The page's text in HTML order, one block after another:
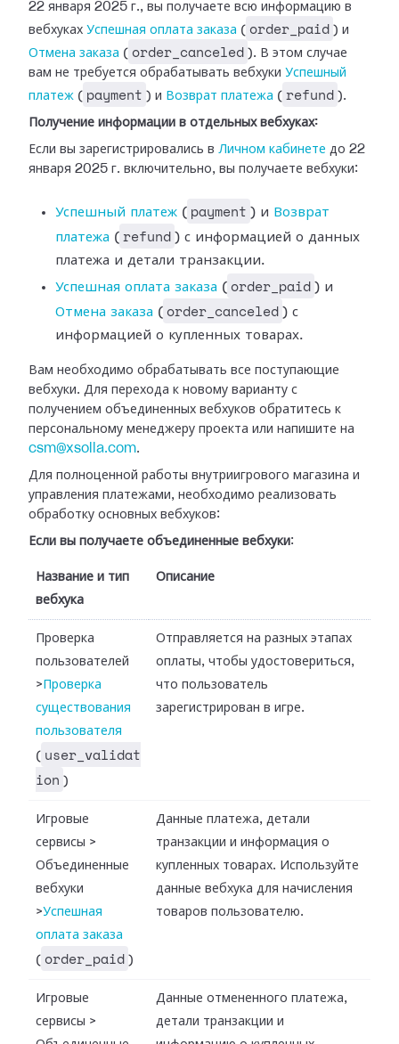
22 января 2025 г., вы получаете всю информацию в
вебхуках Успешная оплата заказа ( order_paid ) и
Отмена заказа ( order_canceled ). В этом случае
вам не требуется обрабатывать вебхуки Успешный
платеж ( payment ) и Возврат платежа ( refund ).
Получение информации в отдельных вебхуках:
Если вы зарегистрировались в Личном кабинете до 22
января 2025 г. включительно, вы получаете вебхуки:
Успешный платеж ( payment ) и Возврат
платежа ( refund ) с информацией о данных
платежа и детали транзакции.
Успешная оплата заказа ( order_paid ) и
Отмена заказа ( order_canceled ) с
информацией о купленных товарах.
Вам необходимо обрабатывать все поступающие
вебхуки. Для перехода к новому варианту с
получением объединенных вебхуков обратитесь к
персональному менеджеру проекта или напишите на
csm@xsolla.com.
Для полноценной работы внутриигрового магазина и
управления платежами, необходимо реализовать
обработку основных вебхуков:
Если вы получаете объединенные вебхуки:
Название и тип
вебхука
Описание
Проверка
пользователей
> Проверка
существования
пользователя
( user_validat
ion )
Отправляется на разных этапах
оплаты, чтобы удостовериться,
что пользователь
зарегистрирован в игре.
Игровые
сервисы >
Объединенные
вебхуки
>Успешная
оплата заказа
( order_paid )
Данные платежа, детали
транзакции и информация о
купленных товарах. Используйте
данные вебхука для начисления
товаров пользователю.
Игровые
сервисы >
Данные отмененного платежа,
детали транзакции и